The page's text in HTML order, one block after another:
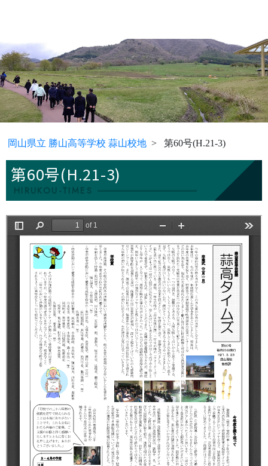
岡山県立 勝山高等学校 蒜山校地 第60号(H.21-3)
第60号(H.21-3)
HIRUKOU-TIMES